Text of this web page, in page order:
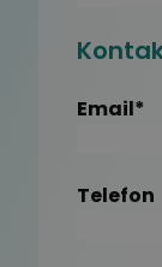
Email*
Telefon